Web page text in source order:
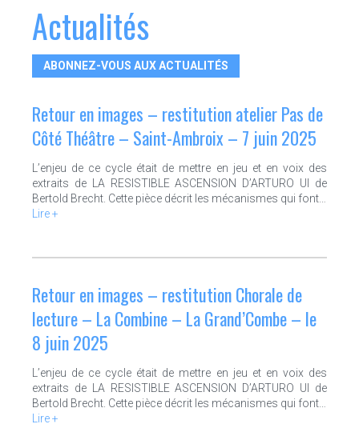
Actualités
ABONNEZ-VOUS AUX ACTUALITÉS
Retour en images – restitution atelier Pas de
Côté Théâtre – Saint-Ambroix – 7 juin 2025
L’enjeu de ce cycle était de mettre en jeu et en voix des
extraits de LA RESISTIBLE ASCENSION D’ARTURO UI de
Bertold Brecht. Cette pièce décrit les mécanismes qui font…
Lire +
Retour en images – restitution Chorale de
lecture – La Combine – La Grand’Combe – le
8 juin 2025
L’enjeu de ce cycle était de mettre en jeu et en voix des
extraits de LA RESISTIBLE ASCENSION D’ARTURO UI de
Bertold Brecht. Cette pièce décrit les mécanismes qui font…
Lire +